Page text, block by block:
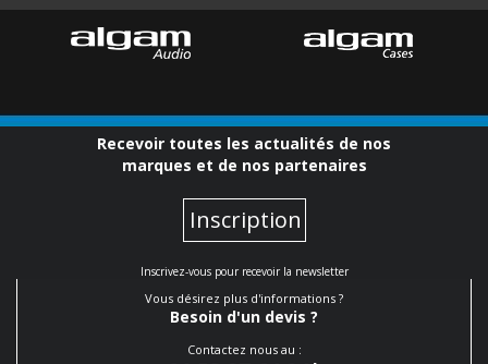
Recevoir toutes les actualités de nos
marques et de nos partenaires
Inscription
Inscrivez-vous pour recevoir la newsletter
Vous désirez plus d'informations ?
Besoin d'un devis ?
Contactez nous au :